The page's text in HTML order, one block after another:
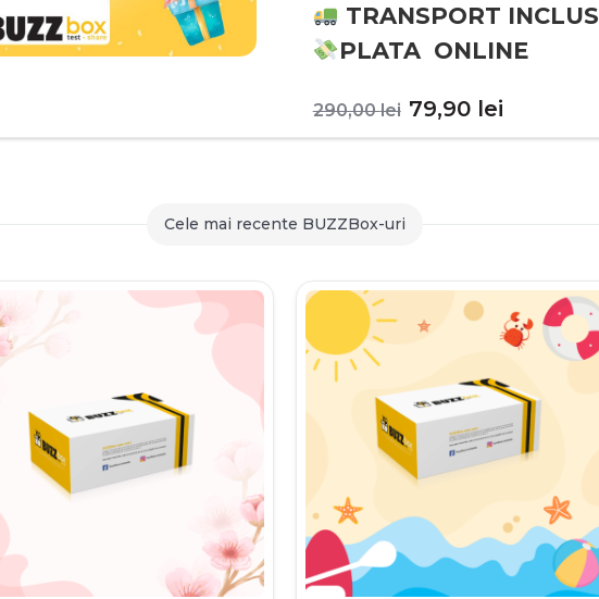
TRANSPORT INCLUS
PLATA ONLINE
290,00lei Prețul
inițial
79,90 leiPrețul
curent
Cele mai recente BUZZBox-uri